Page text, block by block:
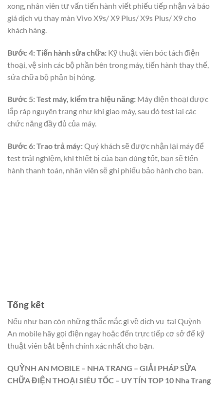
xong, nhân viên tư vấn tiến hành viết phiếu tiếp nhận và báo
giá dịch vụ thay màn Vivo X9s/ X9 Plus/ X9s Plus/ X9 cho
khách hàng.
Bước 4:Tiến hành sửa chữa: Kỹ thuật viên bóc tách điện
thoại, vệ sinh các bộ phần bên trong máy, tiến hành thay thế,
sửa chữa bộ phận bị hỏng.
Bước 5: Test máy, kiểm tra hiệu năng: Máy điện thoại được
lắp ráp nguyên trạng như khi giao máy, sau đó test lại các
chức năng đầy đủ của máy.
Bước 6: Trao trả máy:Quý khách sẽ được nhận lại máy để
test trải nghiệm, khi thiết bị của bạn dùng tốt, bạn sẽ tiến
hành thanh toán, nhân viên sẽ ghi phiếu bảo hành cho bạn.
Tổng kết
Nếu như bạn còn những thắc mắc gì về dịch vụ tại Quỳnh
An mobile hãy gọi điện ngay hoặc đến trực tiếp cơ sở để kỹ
thuật viên bắt bệnh chính xác nhất cho bạn.
QUỲNH AN MOBILE – NHA TRANG – GIẢI PHÁP SỬA
CHỮA ĐIỆN THOẠI SIÊU TỐC – UY TÍN TOP 10 Nha Trang